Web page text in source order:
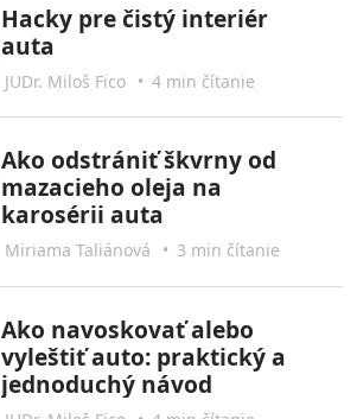
Hacky pre čistý interiér
auta
JUDr. Miloš Fico • 4 min čítanie
Ako odstrániť škvrny od
mazacieho oleja na
karosérii auta
Miriama Taliánová • 3 min čítanie
Ako navoskovať alebo
vyleštiť auto: praktický a
jednoduchý návod